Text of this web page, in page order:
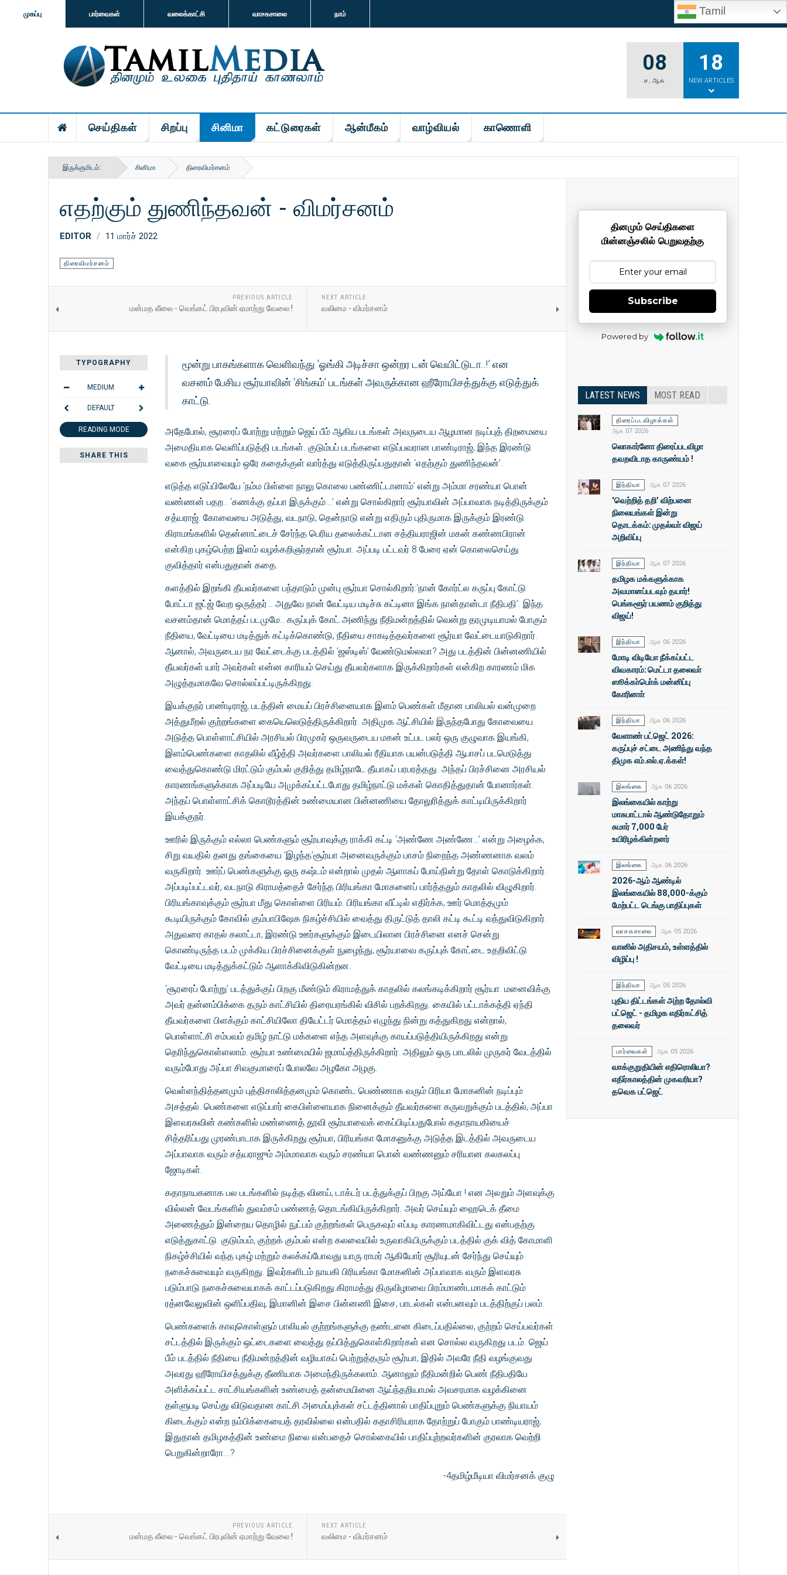
முகப்பு பார்வைகள் வலைக்காட்சி வாசகசாலை நாம் Tamil
08
ச , ஆக
18
NEW ARTICLES
செய்திகள் சிறப்பு சினிமா கட்டுரைகள் ஆன்மீகம் வாழ்வியல் காணொளி
இருக்குமிடம்: சினிமா திரைவிமர்சனம்
எதற்கும் துணிந்தவன் - விமர்சனம்
EDITOR 11 மார்ச் 2022
திரைவிமர்சனம்
PREVIOUS ARTICLE
மன்மத லீலை - வெங்கட் பிரபுவின் ஏமாற்று வேலை !
NEXT ARTICLE
வலிமை - விமர்சனம்
TYPOGRAPHY
MEDIUM
DEFAULT
READING MODE
SHARE THIS
மூன்று பாகங்களாக வெளிவந்து ‘ஓங்கி அடிச்சா ஒன்றர டன் வெயிட்டுடா..!’ என
வசனம் பேசிய சூர்யாவின் ‘சிங்கம்’ படங்கள் அவருக்கான ஹீரோயிசத்துக்கு எடுத்துக்
காட்டு.
அதேபோல், சூரரைப் போற்று மற்றும் ஜெய் பீம் ஆகிய படங்கள் அவருடைய ஆழமான நடிப்புத் திறமையை
அமைதியாக வெளிப்படுத்தி படங்கள். குடும்பப் படங்களை எடுப்பவரான பாண்டிராஜ், இந்த இரண்டு
வகை சூர்யாவையும் ஒரே கதைக்குள் வார்த்து எடுத்திருப்பதுதான் ‘எதற்கும் துணிந்தவன்’.
எடுத்த எடுப்பிலேயே ‘நம்ம பிள்ளை நாலு கொலை பண்ணிட்டானாம்’ என்று அம்மா சரண்யா பொன்
வண்ணன் பதற.. ‘கணக்கு தப்பா இருக்கும்...’ என்று சொல்கிறார் சூர்யாவின் அப்பாவாக நடித்திருக்கும்
சத்யராஜ். கோவையை அடுத்து, வடநாடு, தென்நாடு என்று எதிரும் புதிருமாக இருக்கும் இரண்டு
கிராமங்களில் தென்னாட்டைச் சேர்ந்த பெரிய தலைக்கட்டான சத்தியராஜின் மகன் கண்ணபிரான்
என்கிற புகழ்பெற்ற இளம் வழக்கறிஞர்தான் சூர்யா. அப்படி பட்டவர் 8 பேரை ஏன் கொலைசெய்து
குவித்தார் என்பதுதான் கதை.
களத்தில் இறங்கி தீயவர்களை பந்தாடும் முன்பு சூர்யா சொல்கிறார்:‘நான் கோர்ட்ல கருப்பு கோட்டு
போட்டா ஜட்ஜ் வேற ஒருத்தர்… அதுவே நான் வேட்டிய மடிச்சு கட்டினா இங்க நான்தான்டா நீதிபதி’. இந்த
வசனம்தான் மொத்தப் படமுமே.. கருப்புக் கோட் அணிந்து நீதிமன்றத்தில் வென்று தரமுடியாமல் போகும்
நீதியை, வேட்டியை மடித்துக் கட்டிக்கொண்டு, நீதியை சாகடித்தவர்களை சூர்யா வேட்டையாடுகிறார்.
ஆனால், அவருடைய நர வேட்டைக்கு படத்தில் ‘ஜஸ்டிஸ்’ வேண்டுமல்லவா? அது படத்தின் பின்னணியில்
தீயவர்கள் யார் அவர்கள் என்ன காரியம் செய்து தீயவர்களாக இருக்கிறார்கள் என்கிற காரணம் மிக
அழுத்தமாகவே சொல்லப்பட்டிருக்கிறது.
இயக்குநர் பாண்டிராஜ், படத்தின் மையப் பிரச்சினையாக இளம் பெண்கள் மீதான பாலியல் வன்முறை
அத்துமீறல் குற்றங்களை கையெலெடுத்திருக்கிறார். அதிமுக ஆட்சியில் இருந்தபோது கோவையை
அடுத்த பொள்ளாட்சியில் அரசியல் பிரமுகர் ஒருவருடைய மகன் உட்பட பலர் ஒரு குழுவாக இயங்கி,
இளம்பெண்களை காதலில் வீழ்த்தி அவர்களை பாலியல் ரீதியாக பயன்படுத்தி ஆபாசப் படமெடுத்து
வைத்துகொண்டு மிரட்டும் கும்பல் குறித்து தமிழ்நாடே தீயாகப் பரபரத்தது. அந்தப் பிரச்சினை அரசியல்
காரணங்களுக்காக அப்படியே அமுக்கப்பட்டபோது தமிழ்நாட்டு மக்கள் கொதித்துதான் போனார்கள்.
அந்தப் பொள்ளாட்சிக் கொடூரத்தின் உண்மையான பின்னணியை தோலுரித்துக் காட்டியிருக்கிறார்
இயக்குநர்.
ஊரில் இருக்கும் எல்லா பெண்களும் சூர்யாவுக்கு ராக்கி கட்டி ‘அண்ணே அண்ணே…’ என்று அழைக்க,
சிறு வயதில் தனது தங்கையை ‘இழந்த’சூர்யா அனைவருக்கும் பாசம் நிறைந்த அண்ணனாக வலம்
வருகிறார். ஊர்ப் பெண்களுக்கு ஒரு கஷ்டம் என்றால் முதல் ஆளாகப் போய்நின்று தோள் கொடுக்கிறார்.
அப்படிப்பட்டவர், வடநாடு கிராமத்தைச் சேர்ந்த பிரியங்கா மோகனைப் பார்த்ததும் காதலில் விழுகிறார்.
பிரியங்காவுக்கும் சூர்யா மீது கொள்ளை பிரியம். பிரியங்கா வீட்டில் எதிர்க்க, ஊர் மொத்தமும்
கூடியிருக்கும் கோவில் கும்பாபிஷேக நிகழ்ச்சியில் வைத்து திருட்டுத் தாலி கட்டி கூட்டி வந்துவிடுகிறார்.
அதுவரை காதல் கலாட்டா, இரண்டு ஊர்களுக்கும் இடையிலான பிரச்சினை எனச் சென்று
கொண்டிருந்த படம் முக்கிய பிரச்சினைக்குள் நுழைந்து, சூர்யாவை கருப்புக் கோட்டை உதறிவிட்டு
வேட்டியை மடித்துக்கட்டும் ஆளாக்கிவிடுகின்றன.
‘சூரரைப் போற்று’ படத்துக்குப் பிறகு மீண்டும் கிராமத்துக் காதலில் கலங்கடிக்கிறார் சூர்யா. மனைவிக்கு
அவர் தன்னம்பிக்கை தரும் காட்சியில் திரையரங்கில் விசில் பறக்கிறது. கையில் பட்டாக்கத்தி ஏந்தி
தீயவர்களை பிளக்கும் காட்சியிலோ தியேட்டர் மொத்தம் எழுந்து நின்று கத்துகிறது என்றால்,
பொள்ளாட்சி சம்பவம் தமிழ் நாட்டு மக்களை எந்த அளவுக்கு காயப்படுத்தியிருக்கிறது என்று
தெரிந்துகொள்ளலாம். சூர்யா உண்மையில் ஜமாய்த்திருக்கிறார். அதிலும் ஒரு பாடலில் முருகர் வேடத்தில்
வரும்போது அப்பா சிவகுமாரைப் போலவே அழகோ அழகு.
வெள்ளந்தித்தனமும் புத்திசாலித்தனமும் கொண்ட பெண்ணாக வரும் பிரியா மோகனின் நடிப்பும்
அசத்தல். பெண்களை எடுப்பார் கைபிள்ளையாக நினைக்கும் தீயவர்களை கருவறுக்கும் படத்தில், அப்பா
இளவரசுவின் கண்களில் மண்ணைத் தூவி சூர்யாவைக் கைப்பிடிப்பதுபோல் கதாநாயகியைச்
சித்தரிப்பது முரண்பாடாக இருக்கிறது.சூர்யா, பிரியங்கா மோகனுக்கு அடுத்த இடத்தில் அவருடைய
அப்பாவாக வரும் சத்யராஜும் அம்மாவாக வரும் சரண்யா பொன் வண்ணனும் சரியான கலகலப்பு
ஜோடிகள்.
கதாநாயகனாக பல படங்களில் நடித்த வினய், டாக்டர் படத்துக்குப் பிறகு அய்யோ ! என அலறும் அளவுக்கு
வில்லன் வேடங்களில் துவம்சம் பண்ணத் தொடங்கியிருக்கிறார். அவர் செய்யும் ஹைடெக் தீமை
அணைத்தும் இன்றைய தொழில் நுட்பம் குற்றங்கள் பெருகவும் எப்படி காரணமாகிவிட்டது என்பதற்கு
எடுத்துகாட்டு. குடும்பம், குற்றக் கும்பல் என்ற கலவையில் உருவாகியிருக்கும் படத்தில் குக் வித் கோமாளி
நிகழ்ச்சியில் வந்த புகழ் மற்றும் கலக்கப்போவது யாரு ராமர் ஆகியோர் சூரியுடன் சேர்ந்து செய்யும்
நகைச்சுவையும் வருகிறது. இவர்களிடம் நாயகி பிரியங்கா மோகனின் அப்பாவாக வரும் இளவரசு
படும்பாடு நகைச்சுவையாகக் காட்டப்படுகிறது.கிராமத்து திருவிழாவை பிரம்மாண்டமாகக் காட்டும்
ரத்னவேலுவின் ஒளிப்பதிவு, இமானின் இசை பின்னணி இசை, பாடல்கள் என்பனவும் படத்திற்குப் பலம்.
பெண்களைக் காவுகொள்ளும் பாலியல் குற்றங்களுக்கு தண்டனை கிடைப்பதில்லை, குற்றம் செய்பவர்கள்
சட்டத்தில் இருக்கும் ஒட்டைகளை வைத்து தப்பித்துகொள்கிறார்கள் என சொல்ல வருகிறது படம். ஜெய்
பீம் படத்தில் நீதியை நீதிமன்றத்தின் வழியாகப் பெற்றுத்தரும் சூர்யா, இதில் அவரே நீதி வழங்குவது
அவரது ஹீரோயிசத்துக்கு தீணியாக அமைந்திருக்கலாம். ஆனாலும் நீதிமன்றில் பெண் நீதிபதியே
அளிக்கப்பட்ட சாட்சியங்களின் உண்மைத் தன்மையினை ஆய்ந்தறியாமல் அவசரமாக வழக்கினை
தள்ளுபடி செய்து விடுவதான காட்சி அமைப்புக்கள் சட்டத்தினால் பாதிப்புறும் பெண்களுக்கு நியாயம்
கிடைக்கும் என்ற நம்பிக்கையைத் தரவில்லை என்பதில் கதாசிரியராக தோற்றுப் போகும் பாண்டியராஜ்,
இதுதான் தமிழகத்தின் உண்மை நிலை என்பதைச் சொல்கையில் பாதிப்புற்றவர்களின் குரலாக வெற்றி
பெறுகின்றாரோ...?
-4தமிழ்மீடியா விமர்சனக் குழு
PREVIOUS ARTICLE
மன்மத லீலை - வெங்கட் பிரபுவின் ஏமாற்று வேலை !
NEXT ARTICLE
வலிமை - விமர்சனம்
தினமும் செய்திகளை
மின்னஞ்சலில் பெறுவதற்கு
Subscribe
Powered by
LATEST NEWS MOST READ
திரைப்படவிழாக்கள்
ஆக 07 2026
லொகார்னோ திரைப்படவிழா
தவறவிடாத காருண்யம் !
இந்தியா ஆக 07 2026
‘வெற்றித் தறி’ விற்பனை
நிலையங்கள் இன்று
தொடக்கம்: முதல்வா் விஜய்
அறிவிப்பு
இந்தியா ஆக 07 2026
தமிழக மக்களுக்காக
அவமானப்படவும் தயார்!
பெங்களூர் பயணம் குறித்து
விஜய்!
இந்தியா ஆக 06 2026
மோடி விடியோ நீக்கப்பட்ட
விவகாரம்: மெட்டா தலைவா்
ஸூக்கா்பொ்க் மன்னிப்பு
கோரினாா்
இந்தியா ஆக 06 2026
வேளாண் பட்ஜெட் 2026:
கருப்புச் சட்டை அணிந்து வந்த
திமுக எம்.எல்.ஏ.க்கள்!
இலங்கை ஆக 06 2026
இலங்கையில் காற்று
மாசுபாட்டால் ஆண்டுதோறும்
சுமார் 7,000 பேர்
உயிரிழக்கின்றனர்
இலங்கை ஆக 06 2026
2026-ஆம் ஆண்டில்
இலங்கையில் 88,000-க்கும்
மேற்பட்ட டெங்கு பாதிப்புகள்
வாசகசாலை ஆக 05 2026
வானில் அதிசயம், உள்ளத்தில்
விழிப்பு !
இந்தியா ஆக 05 2026
புதிய திட்டங்கள் அற்ற தோல்வி
பட்ஜெட் - தமிழக எதிர்கட்சித்
தலைவர்
பார்வைகள் ஆக 05 2026
வாக்குறுதியின் எதிரொலியா?
எதிர்காலத்தின் முகவரியா?
தவெக பட்ஜெட்